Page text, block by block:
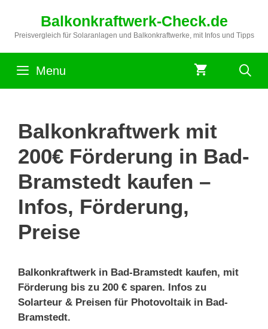
springen
Balkonkraftwerk-Check.de
Preisvergleich für Solaranlagen und Balkonkraftwerke, mit Infos und Tipps
Menu
Balkonkraftwerk mit
200€ Förderung in Bad-
Bramstedt kaufen –
Infos, Förderung,
Preise
Balkonkraftwerk in Bad-Bramstedt kaufen, mit
Förderung bis zu 200 € sparen. Infos zu
Solarteur & Preisen für Photovoltaik in Bad-
Bramstedt.